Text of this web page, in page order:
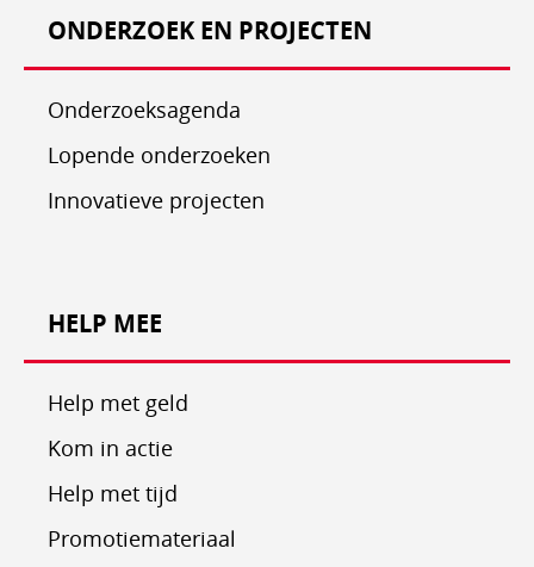
ONDERZOEK EN PROJECTEN
Onderzoeksagenda
Lopende onderzoeken
Innovatieve projecten
HELP MEE
Help met geld
Kom in actie
Help met tijd
Promotiemateriaal